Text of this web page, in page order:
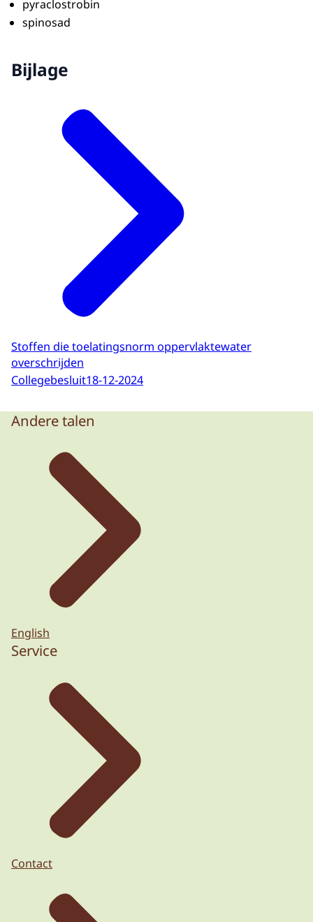
pyraclostrobin
spinosad
Bijlage
Stoffen die toelatingsnorm oppervlaktewater
overschrijden
Collegebesluit18-12-2024
Andere talen
English
Service
Contact